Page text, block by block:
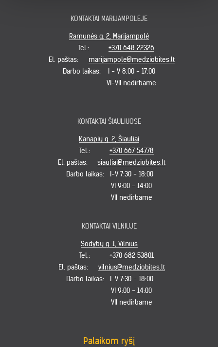
KONTAKTAI MARIJAMPOLĖJE
Ramunės g. 2, Marijampolė
Tel.:
+370 648 22326
El. paštas:
marijampole@medziobites.lt
Darbo laikas:
I - V 8:00 - 17:00
VI-VII nedirbame
KONTAKTAI ŠIAULIUOSE
Kanapių g. 2, Šiauliai
Tel.:
+370 667 54778
El. paštas:
siauliai@medziobites.lt
Darbo laikas:
I-V 7:30 - 18:00
VI 9:00 - 14:00
VII nedirbame
KONTAKTAI VILNIUJE
Sodybų g. 1, Vilnius
Tel.:
+370 682 53801
El. paštas:
vilnius@medziobites.lt
Darbo laikas:
I-V 7:30 - 18:00
VI 9:00 - 14:00
VII nedirbame
Palaikom ryšį